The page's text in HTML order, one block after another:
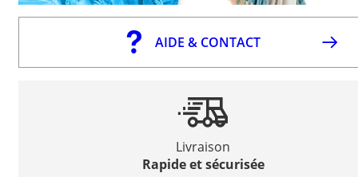
AIDE & CONTACT
Livraison
Rapide et sécurisée